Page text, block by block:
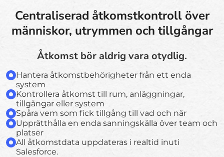
Centraliserad åtkomstkontroll över
människor, utrymmen och tillgångar
Åtkomst bör aldrig vara otydlig.
Hantera åtkomstbehörigheter från ett enda
system
Kontrollera åtkomst till rum, anläggningar,
tillgångar eller system
Spåra vem som fick tillgång till vad och när
Upprätthålla en enda sanningskälla över team och
platser
All åtkomstdata uppdateras i realtid inuti
Salesforce.